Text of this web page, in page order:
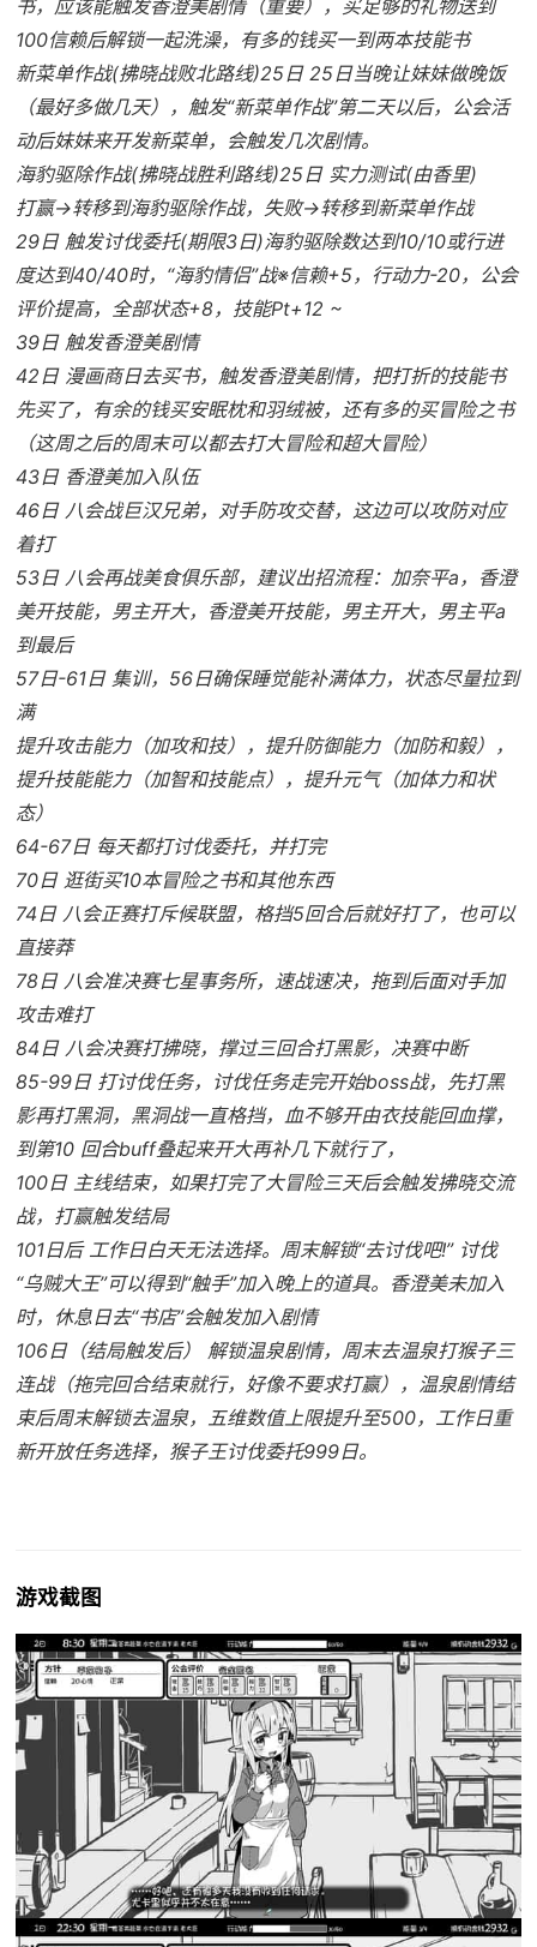
书，应该能触发香澄美剧情（重要），买足够的礼物送到
100信赖后解锁一起洗澡，有多的钱买一到两本技能书
新菜单作战(拂晓战败北路线)25日 25日当晚让妹妹做晚饭
（最好多做几天），触发“新菜单作战”第二天以后，公会活
动后妹妹来开发新菜单，会触发几次剧情。
海豹驱除作战(拂晓战胜利路线)25日 实力测试(由香里)
打赢→转移到海豹驱除作战，失败→转移到新菜单作战
29日 触发讨伐委托(期限3日)海豹驱除数达到10/10或行进
度达到40/40时，“海豹情侣”战※信赖+5，行动力-20，公会
评价提高，全部状态+8，技能Pt+12 ~
39日 触发香澄美剧情
42日 漫画商日去买书，触发香澄美剧情，把打折的技能书
先买了，有余的钱买安眠枕和羽绒被，还有多的买冒险之书
（这周之后的周末可以都去打大冒险和超大冒险）
43日 香澄美加入队伍
46日 八会战巨汉兄弟，对手防攻交替，这边可以攻防对应
着打
53日 八会再战美食俱乐部，建议出招流程：加奈平a，香澄
美开技能，男主开大，香澄美开技能，男主开大，男主平a
到最后
57日-61日 集训，56日确保睡觉能补满体力，状态尽量拉到
满
提升攻击能力（加攻和技），提升防御能力（加防和毅），
提升技能能力（加智和技能点），提升元气（加体力和状
态）
64-67日 每天都打讨伐委托，并打完
70日 逛街买10本冒险之书和其他东西
74日 八会正赛打斥候联盟，格挡5回合后就好打了，也可以
直接莽
78日 八会准决赛七星事务所，速战速决，拖到后面对手加
攻击难打
84日 八会决赛打拂晓，撑过三回合打黑影，决赛中断
85-99日 打讨伐任务，讨伐任务走完开始boss战，先打黑
影再打黑洞，黑洞战一直格挡，血不够开由衣技能回血撑，
到第10 回合buff叠起来开大再补几下就行了，
100日 主线结束，如果打完了大冒险三天后会触发拂晓交流
战，打赢触发结局
101日后 工作日白天无法选择。周末解锁“去讨伐吧!” 讨伐
“乌贼大王”可以得到“触手”加入晚上的道具。香澄美未加入
时，休息日去“书店”会触发加入剧情
106日（结局触发后） 解锁温泉剧情，周末去温泉打猴子三
连战（拖完回合结束就行，好像不要求打赢），温泉剧情结
束后周末解锁去温泉，五维数值上限提升至500，工作日重
新开放任务选择，猴子王讨伐委托999日。
游戏截图